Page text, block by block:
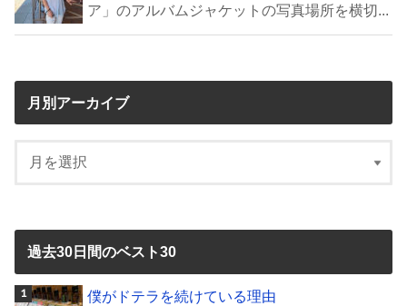
ア」のアルバムジャケットの写真場所を横切...
月別アーカイブ
過去30日間のベスト30
僕がドテラを続けている理由